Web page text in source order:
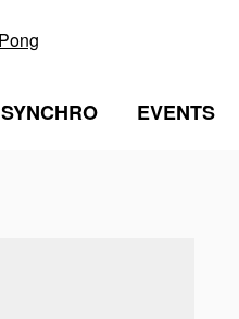
SYNCHRO EVENTS